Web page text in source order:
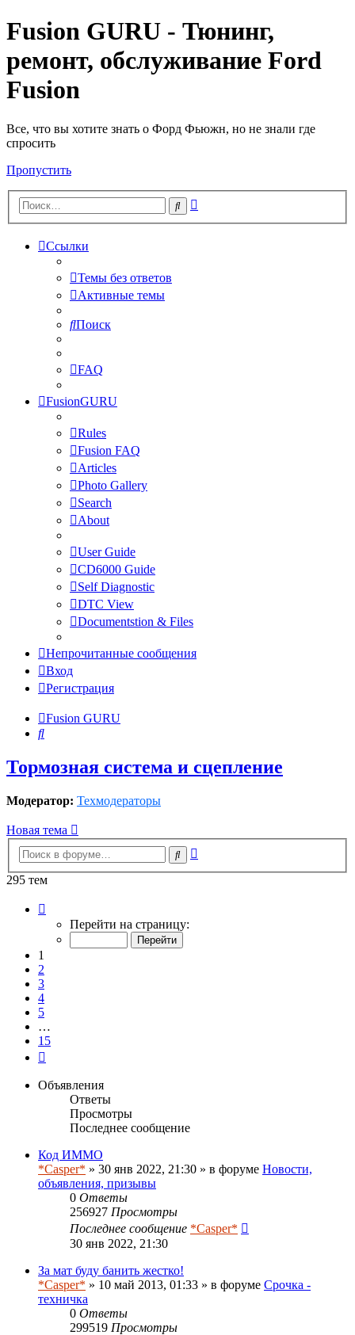
Fusion GURU - Тюнинг,
ремонт, обслуживание Ford
Fusion
Все, что вы хотите знать о Форд Фьюжн, но не знали где
спросить
Пропустить
Поиск
Ссылки
Темы без ответов
Активные темы
Поиск
FAQ
FusionGURU
Rules
Fusion FAQ
Articles
Photo Gallery
Search
About
User Guide
CD6000 Guide
Self Diagnostic
DTC View
Documentstion & Files
Непрочитанные сообщения
Вход
Регистрация
Fusion GURU
Поиск
Тормозная система и сцепление
Модератор: Техмодераторы
Новая тема
Поиск
295 тем
Перейти на страницу:
1
2
3
4
5
…
15
Объявления
Ответы
Просмотры
Последнее сообщение
Код ИММО
*Casper* » 30 янв 2022, 21:30 » в форуме Новости,
объявления, призывы
0 Ответы
256927 Просмотры
Последнее сообщение *Casper*
30 янв 2022, 21:30
За мат буду банить жестко!
*Casper* » 10 май 2013, 01:33 » в форуме Срочка -
техничка
0 Ответы
299519 Просмотры